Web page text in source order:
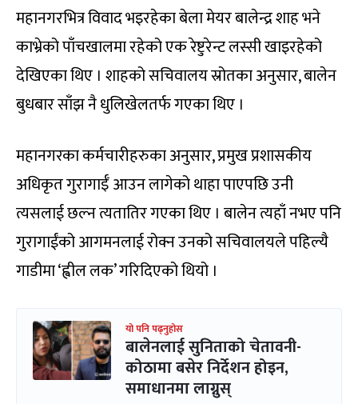
महानगरभित्र विवाद भइरहेका बेला मेयर बालेन्द्र शाह भने
काभ्रेको पाँचखालमा रहेको एक रेष्टुरेन्ट लस्सी खाइरहेको
देखिएका थिए । शाहको सचिवालय स्रोतका अनुसार, बालेन
बुधबार साँझ नै धुलिखेलतर्फ गएका थिए ।
महानगरका कर्मचारीहरुका अनुसार, प्रमुख प्रशासकीय
अधिकृत गुरागाईँ आउन लागेको थाहा पाएपछि उनी
त्यसलाई छल्न त्यतातिर गएका थिए । बालेन त्यहाँ नभए पनि
गुरागाईंको आगमनलाई रोक्न उनको सचिवालयले पहिल्यै
गाडीमा ‘ह्वील लक’ गरिदिएको थियो ।
यो पनि पढ्नुहोस
बालेनलाई सुनिताको चेतावनी-
कोठामा बसेर निर्देशन होइन,
समाधानमा लाग्नुस्